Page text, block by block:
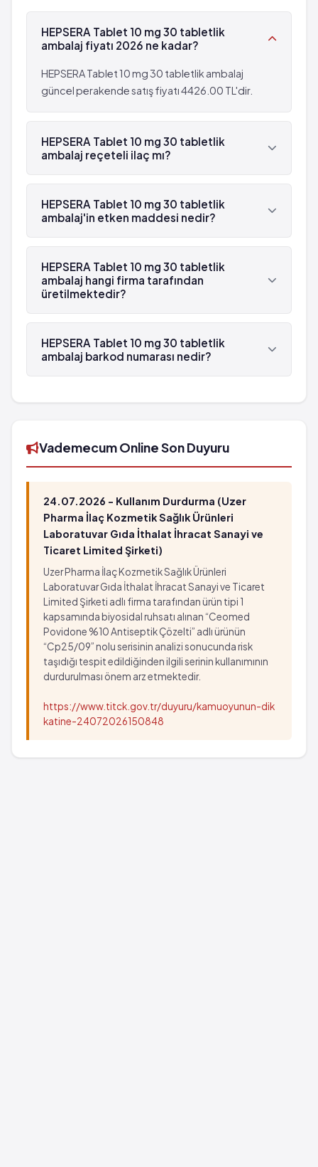
görülebilir (%0.001 - %0.01)
Kanda çok miktarda asit bulunması
HEPSERA Tablet 10 mg 30 tabletlik
ambalaj fiyatı 2026 ne kadar?
HEPSERA Tablet 10 mg 30 tabletlik ambalaj
güncel perakende satış fiyatı 4426.00 TL'dir.
HEPSERA Tablet 10 mg 30 tabletlik
ambalaj reçeteli ilaç mı?
Evet, HEPSERA Tablet 10 mg 30 tabletlik ambalaj
beyaz reçetelidir.
HEPSERA Tablet 10 mg 30 tabletlik
ambalaj'in etken maddesi nedir?
HEPSERA Tablet 10 mg 30 tabletlik ambalaj'in
etken maddesi Adefovir dipivoksil 'dür.
HEPSERA Tablet 10 mg 30 tabletlik
ambalaj hangi firma tarafından
üretilmektedir?
HEPSERA Tablet 10 mg 30 tabletlik ambalaj ,
Gilead tarafından üretilmektedir.
HEPSERA Tablet 10 mg 30 tabletlik
ambalaj barkod numarası nedir?
barkod numarası 8698760010036'tür.
Vademecum Online Son Duyuru
24.07.2026 - Kullanım Durdurma (Uzer
Pharma İlaç Kozmetik Sağlık Ürünleri
Laboratuvar Gıda İthalat İhracat Sanayi ve
Ticaret Limited Şirketi)
Uzer Pharma İlaç Kozmetik Sağlık Ürünleri
Laboratuvar Gıda İthalat İhracat Sanayi ve Ticaret
Limited Şirketi adlı firma tarafından ürün tipi 1
kapsamında biyosidal ruhsatı alınan “Ceomed
Povidone %10 Antiseptik Çözelti” adlı ürünün
“Cp25/09” nolu serisinin analizi sonucunda risk
taşıdığı tespit edildiğinden ilgili serinin kullanımının
durdurulması önem arz etmektedir.
https://www.titck.gov.tr/duyuru/kamuoyunun-dik
katine-24072026150848